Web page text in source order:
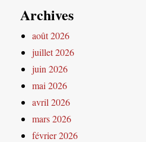
Archives
août 2026
juillet 2026
juin 2026
mai 2026
avril 2026
mars 2026
février 2026